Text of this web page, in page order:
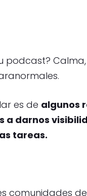
podcast?
es de algunos
a darnos
tareas.
comunidades